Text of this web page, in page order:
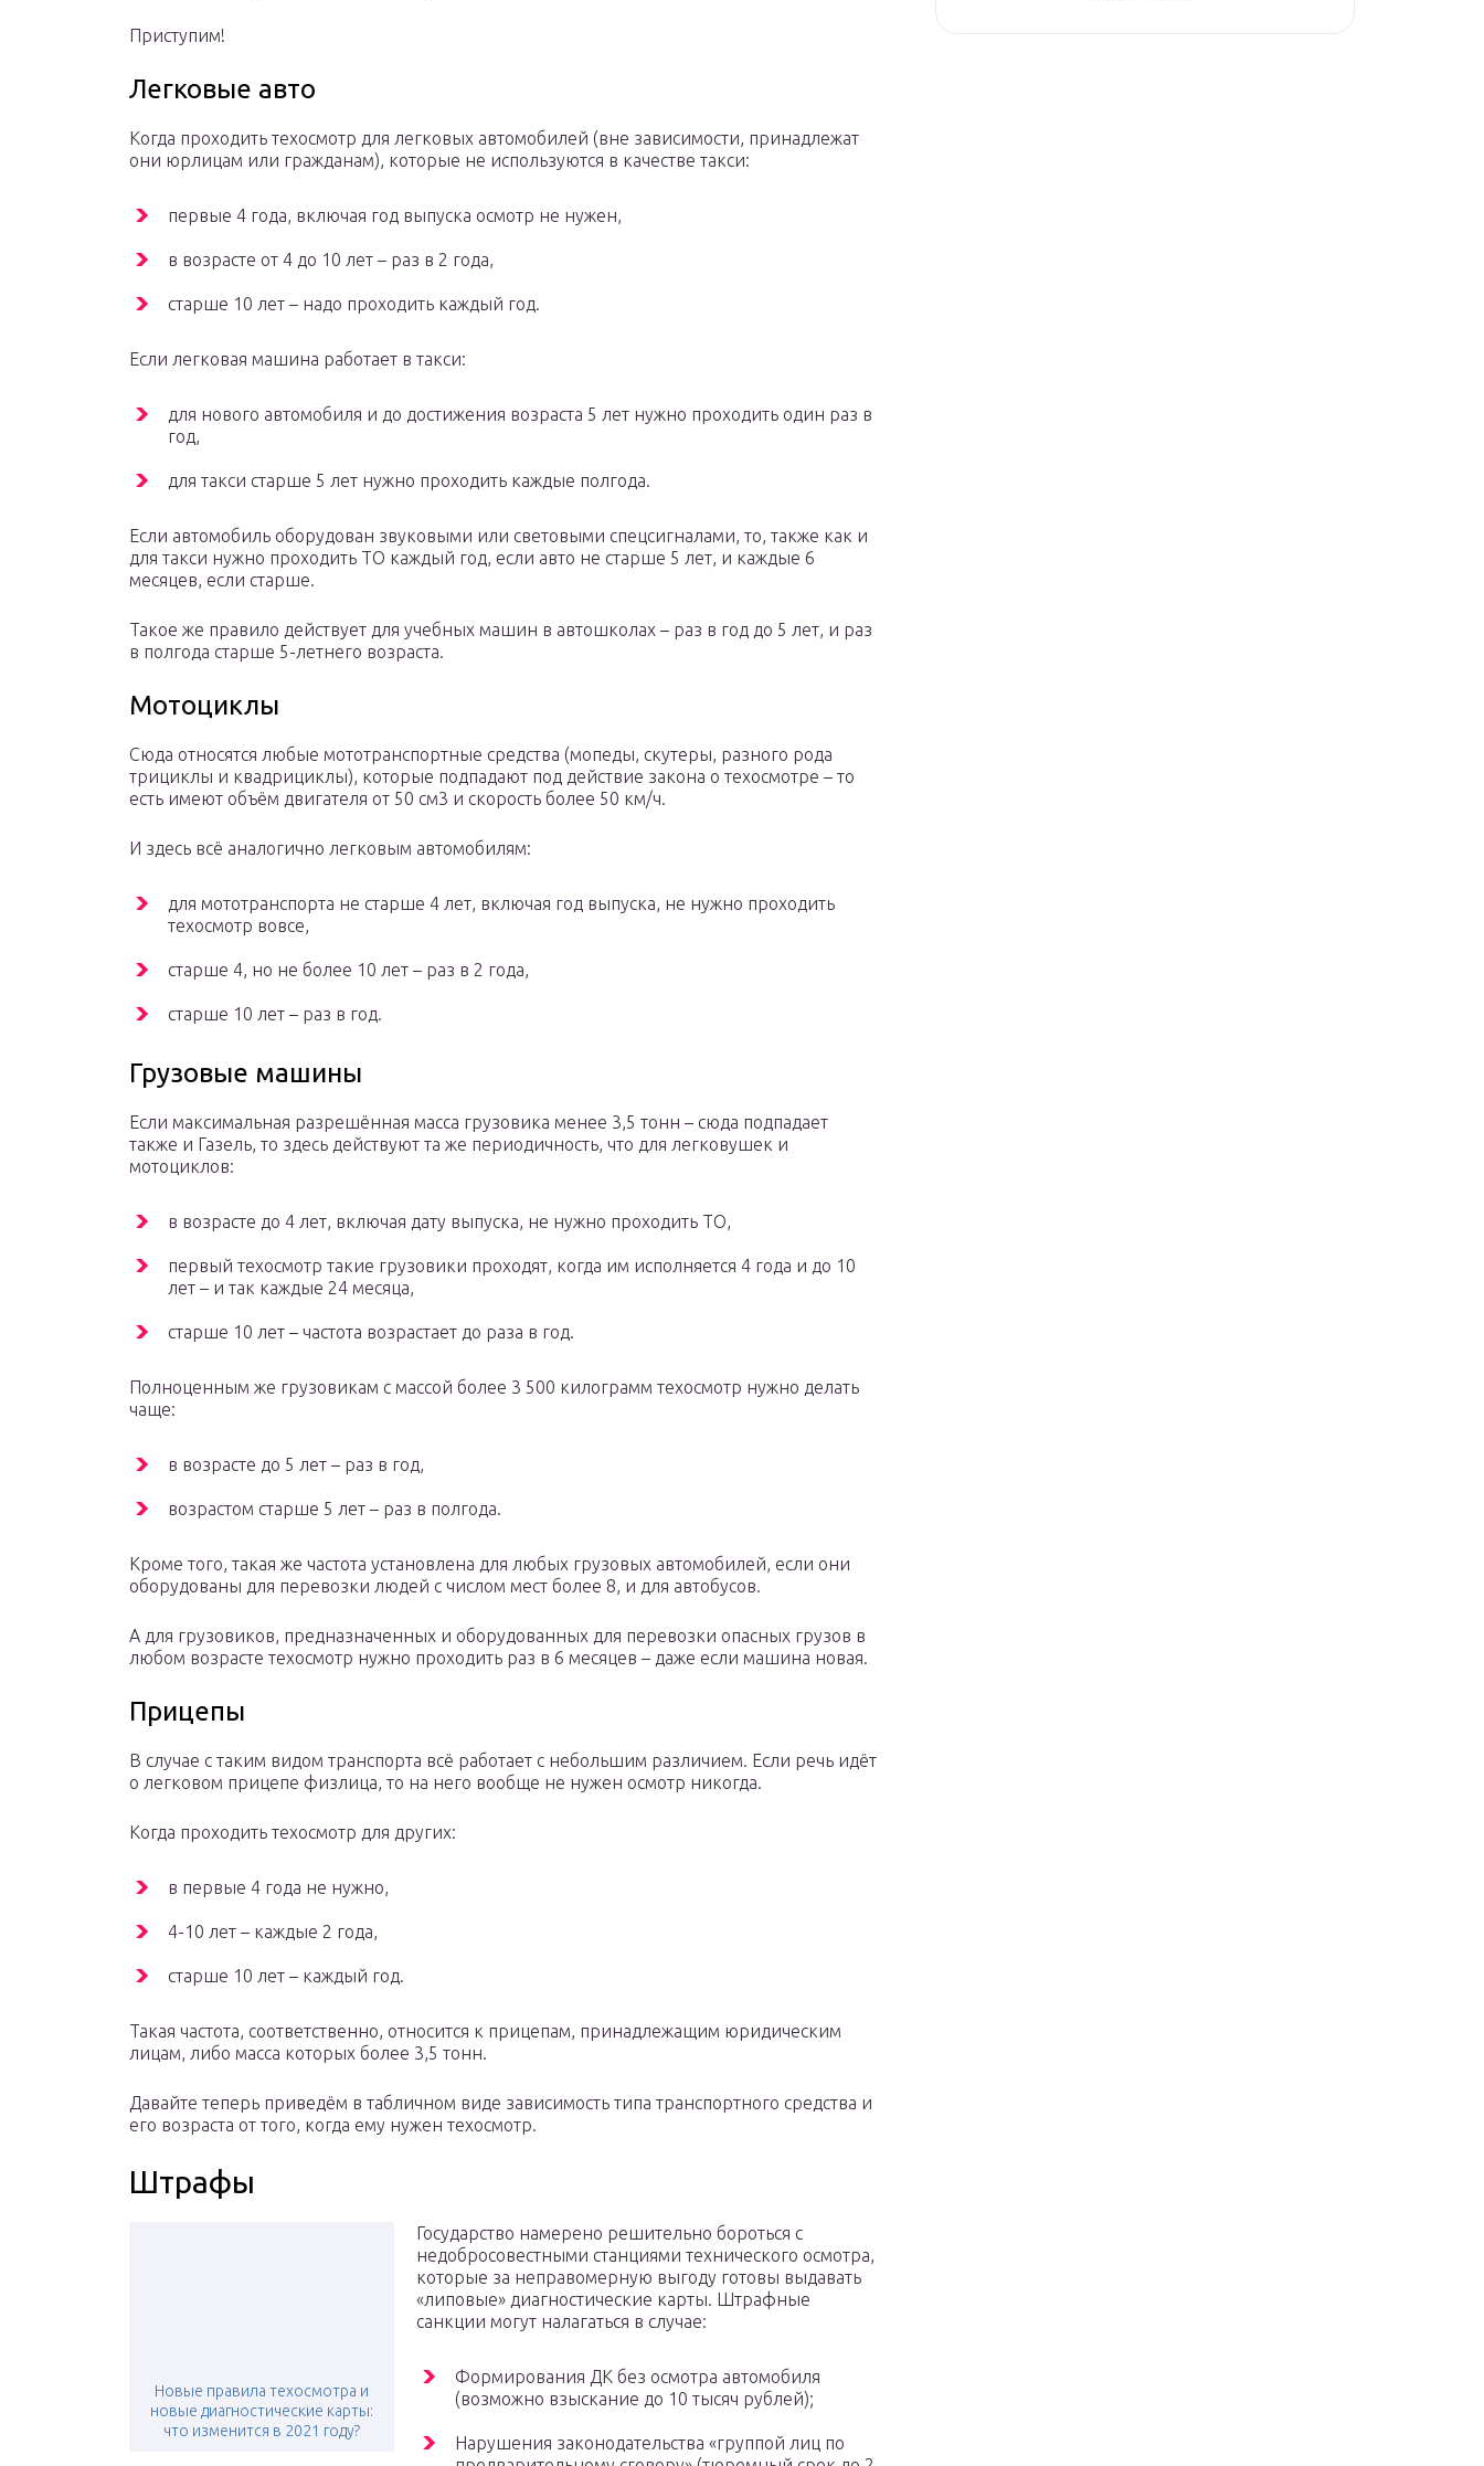
Приступим!
Легковые авто
Когда проходить техосмотр для легковых автомобилей (вне зависимости, принадлежат
они юрлицам или гражданам), которые не используются в качестве такси:
первые 4 года, включая год выпуска осмотр не нужен,
в возрасте от 4 до 10 лет – раз в 2 года,
старше 10 лет – надо проходить каждый год.
Если легковая машина работает в такси:
для нового автомобиля и до достижения возраста 5 лет нужно проходить один раз в
год,
для такси старше 5 лет нужно проходить каждые полгода.
Если автомобиль оборудован звуковыми или световыми спецсигналами, то, также как и
для такси нужно проходить ТО каждый год, если авто не старше 5 лет, и каждые 6
месяцев, если старше.
Такое же правило действует для учебных машин в автошколах – раз в год до 5 лет, и раз
в полгода старше 5-летнего возраста.
Мотоциклы
Сюда относятся любые мототранспортные средства (мопеды, скутеры, разного рода
трициклы и квадрициклы), которые подпадают под действие закона о техосмотре – то
есть имеют объём двигателя от 50 см3 и скорость более 50 км/ч.
И здесь всё аналогично легковым автомобилям:
для мототранспорта не старше 4 лет, включая год выпуска, не нужно проходить
техосмотр вовсе,
старше 4, но не более 10 лет – раз в 2 года,
старше 10 лет – раз в год.
Грузовые машины
Если максимальная разрешённая масса грузовика менее 3,5 тонн – сюда подпадает
также и Газель, то здесь действуют та же периодичность, что для легковушек и
мотоциклов:
в возрасте до 4 лет, включая дату выпуска, не нужно проходить ТО,
первый техосмотр такие грузовики проходят, когда им исполняется 4 года и до 10
лет – и так каждые 24 месяца,
старше 10 лет – частота возрастает до раза в год.
Полноценным же грузовикам с массой более 3 500 килограмм техосмотр нужно делать
чаще:
в возрасте до 5 лет – раз в год,
возрастом старше 5 лет – раз в полгода.
Кроме того, такая же частота установлена для любых грузовых автомобилей, если они
оборудованы для перевозки людей с числом мест более 8, и для автобусов.
А для грузовиков, предназначенных и оборудованных для перевозки опасных грузов в
любом возрасте техосмотр нужно проходить раз в 6 месяцев – даже если машина новая.
Прицепы
В случае с таким видом транспорта всё работает с небольшим различием. Если речь идёт
о легковом прицепе физлица, то на него вообще не нужен осмотр никогда.
Когда проходить техосмотр для других:
в первые 4 года не нужно,
4-10 лет – каждые 2 года,
старше 10 лет – каждый год.
Такая частота, соответственно, относится к прицепам, принадлежащим юридическим
лицам, либо масса которых более 3,5 тонн.
Давайте теперь приведём в табличном виде зависимость типа транспортного средства и
его возраста от того, когда ему нужен техосмотр.
Штрафы
Новые правила техосмотра и
новые диагностические карты:
что изменится в 2021 году?
Государство намерено решительно бороться с
недобросовестными станциями технического осмотра,
которые за неправомерную выгоду готовы выдавать
«липовые» диагностические карты. Штрафные
санкции могут налагаться в случае:
Формирования ДК без осмотра автомобиля
(возможно взыскание до 10 тысяч рублей);
Нарушения законодательства «группой лиц по